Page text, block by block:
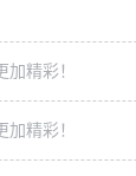
精彩！
精彩！